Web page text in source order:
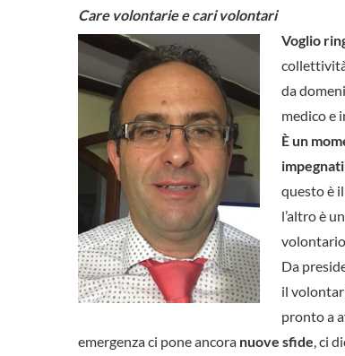
Care volontarie e cari volontari
Voglio
da
medico e
È un
questo è
l’altro è
Da
il
pronto a
emergenza ci pone ancora nuove sfide, ci